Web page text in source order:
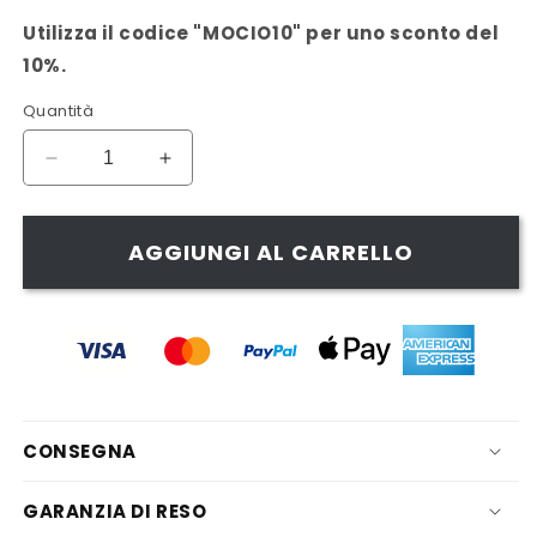
Utilizza il codice "MOCIO10" per uno sconto del
10%.
Quantità
Diminuisci
quantità
per
Aumenta
quantità
per
Mocio
AGGIUNGI AL CARRELLO
CONSEGNA
GARANZIA DI RESO